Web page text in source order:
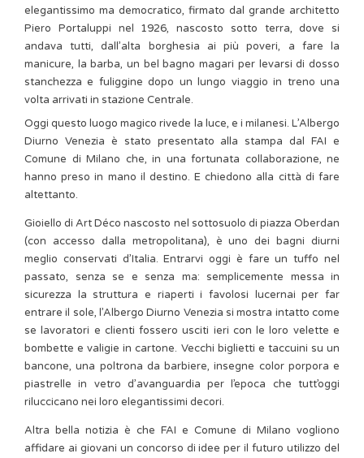
elegantissimo ma democratico, firmato dal grande architetto
Piero Portaluppi nel 1926, nascosto sotto terra, dove si
andava tutti, dall’alta borghesia ai più poveri, a fare la
manicure, la barba, un bel bagno magari per levarsi di dosso
stanchezza e fuliggine dopo un lungo viaggio in treno una
volta arrivati in stazione Centrale.
Oggi questo luogo magico rivede la luce, e i milanesi. L’Albergo
Diurno Venezia è stato presentato alla stampa dal FAI e
Comune di Milano che, in una fortunata collaborazione, ne
hanno preso in mano il destino. E chiedono alla città di fare
altettanto.
Gioiello di Art Déco nascosto nel sottosuolo di piazza Oberdan
(con accesso dalla metropolitana), è uno dei bagni diurni
meglio conservati d’Italia. Entrarvi oggi è fare un tuffo nel
passato, senza se e senza ma: semplicemente messa in
sicurezza la struttura e riaperti i favolosi lucernai per far
entrare il sole, l’Albergo Diurno Venezia si mostra intatto come
se lavoratori e clienti fossero usciti ieri con le loro velette e
bombette e valigie in cartone. Vecchi biglietti e taccuini su un
bancone, una poltrona da barbiere, insegne color porpora e
piastrelle in vetro d’avanguardia per l’epoca che tutt’oggi
riluccicano nei loro elegantissimi decori.
Altra bella notizia è che FAI e Comune di Milano vogliono
affidare ai giovani un concorso di idee per il futuro utilizzo del